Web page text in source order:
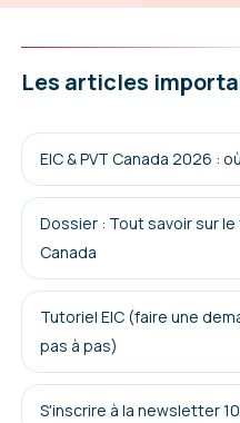
Les articles
EIC & PVT Canada 2026 :
Dossier : Tout savoir sur
Canada
Tutoriel EIC (faire une
pas à pas)
S'inscrire à la newsletter